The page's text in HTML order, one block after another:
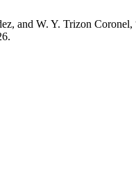
and W. Y. Trizon Coronel,